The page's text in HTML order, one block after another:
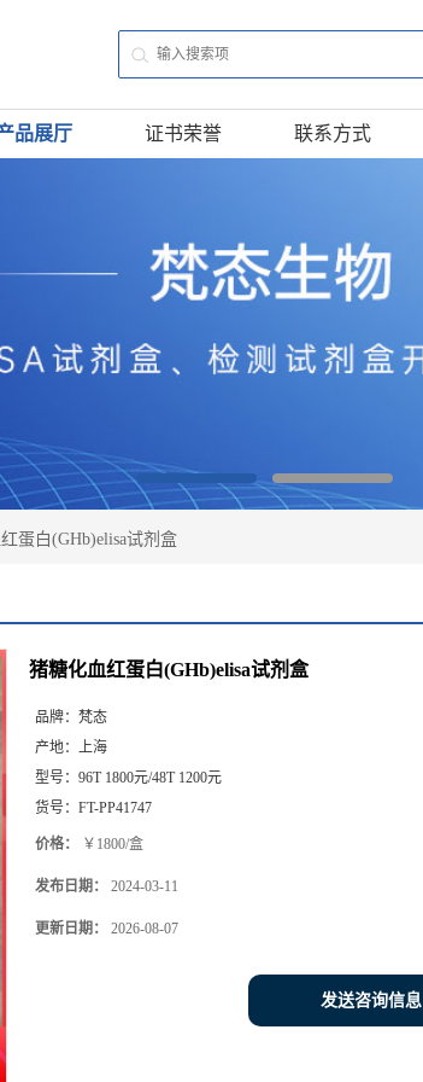
品展厅 证书荣誉 联系方式
蛋白(GHb)elisa试剂盒
猪糖化血红蛋白(GHb)elisa试剂盒
品牌： 梵态
产地： 上海
型号： 96T 1800元/48T 1200元
货号： FT-PP41747
价格： ￥1800/盒
发布日期： 2024-03-11
更新日期： 2026-08-07
发送咨询信息